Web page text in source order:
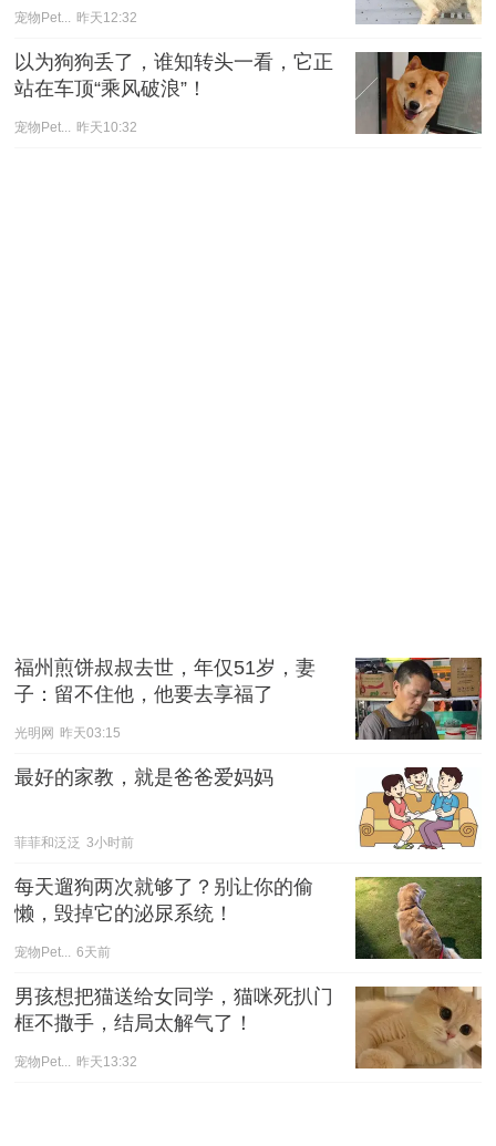
宠物Pet... 昨天12:32
以为狗狗丢了，谁知转头一看，它正
站在车顶“乘风破浪”！
宠物Pet... 昨天10:32
福州煎饼叔叔去世，年仅51岁，妻
子：留不住他，他要去享福了
光明网 昨天03:15
最好的家教，就是爸爸爱妈妈
菲菲和泛泛 3小时前
每天遛狗两次就够了？别让你的偷
懒，毁掉它的泌尿系统！
宠物Pet... 6天前
男孩想把猫送给女同学，猫咪死扒门
框不撒手，结局太解气了！
宠物Pet... 昨天13:32